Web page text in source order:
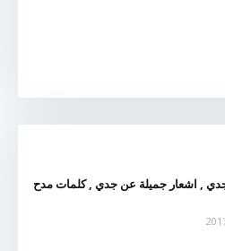
, اشعار جميلة عن جدي , كلمات مدح